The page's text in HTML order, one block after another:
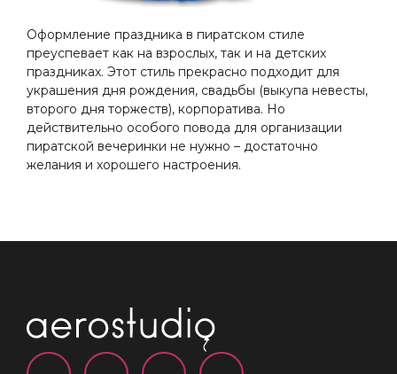
Оформление праздника в пиратском стиле
преуспевает как на взрослых, так и на детских
праздниках. Этот стиль прекрасно подходит для
украшения дня рождения, свадьбы (выкупа невесты,
второго дня торжеств), корпоратива. Но
действительно особого повода для организации
пиратской вечеринки не нужно – достаточно
желания и хорошего настроения.